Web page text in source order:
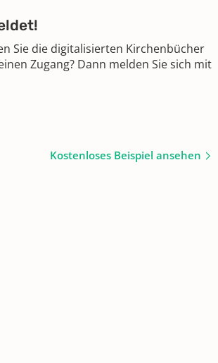
Sie die digitalisierten Kirchenbücher
Zugang? Dann melden Sie sich mit
Kostenloses Beispiel ansehen